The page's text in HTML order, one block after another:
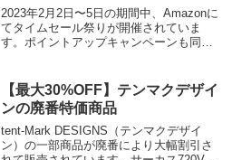
2023年2月2日〜5日の期間中、Amazonに
てタイムセール祭りが開催されていま
す。ポイントアップキャンペーンも同時
売価格などを一覧化します。詳細をレビ
ューします。
【最大30%OFF】テンマクデザイ
ンの廃番特価商品
tent-Mark DESIGNS（テンマクデザイ
ン）の一部商品が廃番により大幅割引さ